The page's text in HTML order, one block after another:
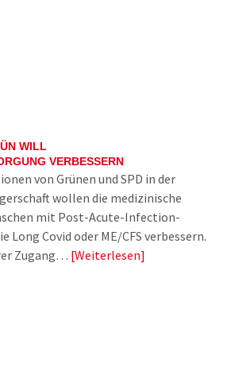
WILL
VERBESSERN
von Grünen und SPD in der
wollen die medizinische
mit Post-Acute-Infection-
Long Covid oder ME/CFS verbessern.
Zugang… Weiterlesen